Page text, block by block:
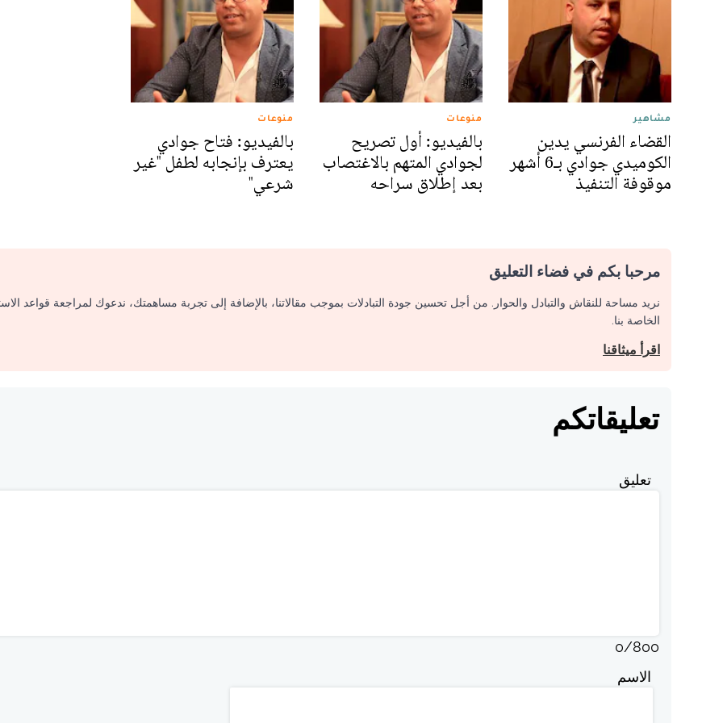
مشاهير
القضاء الفرنسي يدين
الكوميدي جوادي بـ6 أشهر
موقوفة التنفيذ
منوعات
بالفيديو: أول تصريح
لجوادي المتهم بالاغتصاب
بعد إطلاق سراحه
منوعات
بالفيديو: فتاح جوادي
يعترف بإنجابه لطفل "غير
شرعي"
مرحبا بكم في فضاء التعليق
نريد مساحة للنقاش والتبادل والحوار. من أجل تحسين جودة التبادلات بموجب مقالاتنا، بالإضافة إلى تجربة مساهمتك، ندعوك لمراجعة قواعد
الخاصة بنا.
اقرأ ميثاقنا
تعليقاتكم
تعليق
0/800
الاسم